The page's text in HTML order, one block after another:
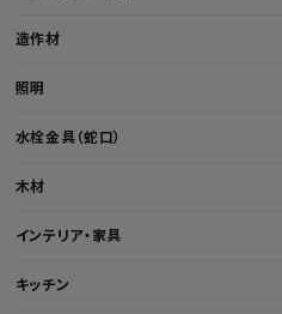
造作材
照明
水栓金具（蛇口）
木材
インテリア・家具
キッチン